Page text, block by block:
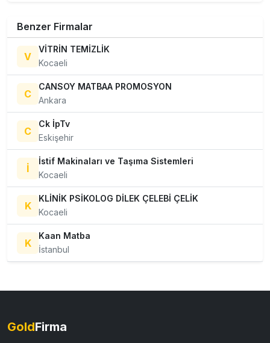
Benzer Firmalar
V
VİTRİN TEMİZLİK
Kocaeli
C
CANSOY MATBAA PROMOSYON
Ankara
C
Ck İpTv
Eskişehir
İ
İstif Makinaları ve Taşıma Sistemleri
Kocaeli
K
KLİNİK PSİKOLOG DİLEK ÇELEBİ ÇELİK
Kocaeli
K
Kaan Matba
İstanbul
GoldFirma